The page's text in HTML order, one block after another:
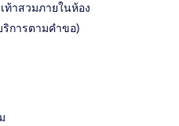
ท้าสวมภายในห้อง
ริการตามคำขอ)